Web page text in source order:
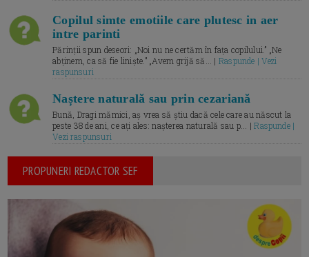
Copilul simte emotiile care plutesc in aer
intre parinti
Părinții spun deseori: „Noi nu ne certăm în fața copilului.” „Ne
abținem, ca să fie liniște.” „Avem grijă să... | Raspunde | Vezi
raspunsuri
Naștere naturală sau prin cezariană
Bună, Dragi mămici, aș vrea să știu dacă cele care au născut la
peste 38 de ani, ce ați ales: nașterea naturală sau p... |Raspunde |
Vezi raspunsuri
PROPUNERI REDACTOR SEF